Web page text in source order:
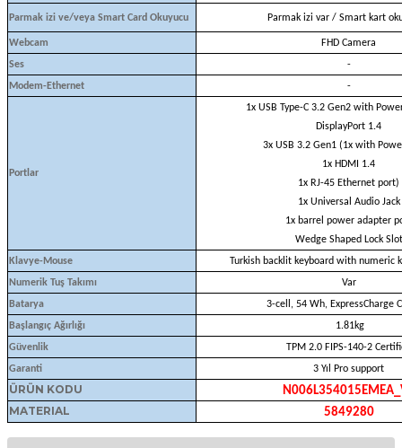
Parmak izi ve/veya Smart Card Okuyucu Parmak izi var / Smart kart
Webcam
FHD Camera
Ses
-
Modem-Ethernet
-
Portlar
1x USB Type-C 3.2 Gen2 with
DisplayPort 1.4
3x USB 3.2 Gen1 (1x with
1x HDMI 1.4
1x RJ-45 Ethernet port)
1x Universal Audio Jack
1x barrel power adapter
Wedge Shaped Lock Slot
Klavye-Mouse
Turkish backlit keyboard with numeric
Numerik Tuş Takımı
Var
Batarya
3-cell, 54 Wh, ExpressCharge
Başlangıç Ağırlığı
1.81kg
Güvenlik
TPM 2.0 FIPS-140-2
Garanti
3 Yıl Pro support
ÜRÜN KODU
MATERIAL
5849280